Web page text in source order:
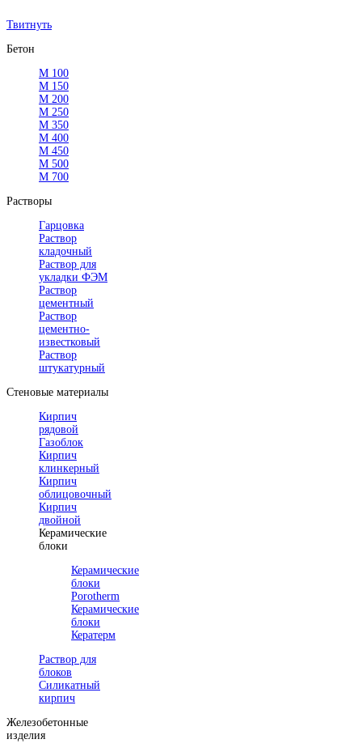
Твитнуть
Бетон
М 100
М 150
М 200
М 250
М 350
М 400
М 450
М 500
М 700
Растворы
Гарцовка
Раствор
кладочный
Раствор для
укладки ФЭМ
Раствор
цементный
Раствор
цементно-
известковый
Раствор
штукатурный
Стеновые материалы
Кирпич
рядовой
Газоблок
Кирпич
клинкерный
Кирпич
облицовочный
Кирпич
двойной
Керамические
блоки
Керамические
блоки
Porotherm
Керамические
блоки
Кератерм
Раствор для
блоков
Силикатный
кирпич
Железобетонные
изделия